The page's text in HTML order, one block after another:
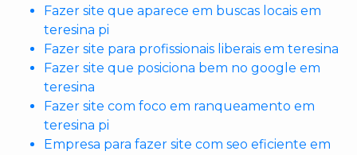
Fazer site que aparece em buscas locais em
teresina pi
Fazer site para profissionais liberais em teresina
Fazer site que posiciona bem no google em
teresina
Fazer site com foco em ranqueamento em
teresina pi
Empresa para fazer site com seo eficiente em